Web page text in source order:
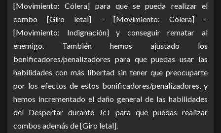
[Movimiento: Cólera] para que se pueda realizar el
combo [Giro letal] – [Movimiento: Cólera] –
[Movimiento: Indignación] y conseguir rematar al
enemigo. También hemos ajustado los
bonificadores/penalizadores para que puedas usar las
habilidades con más libertad sin tener que preocuparte
por los efectos de estos bonificadores/penalizadores, y
hemos incrementado el daño general de las habilidades
del Despertar durante JcJ para que puedas realizar
combos además de [Giro letal].